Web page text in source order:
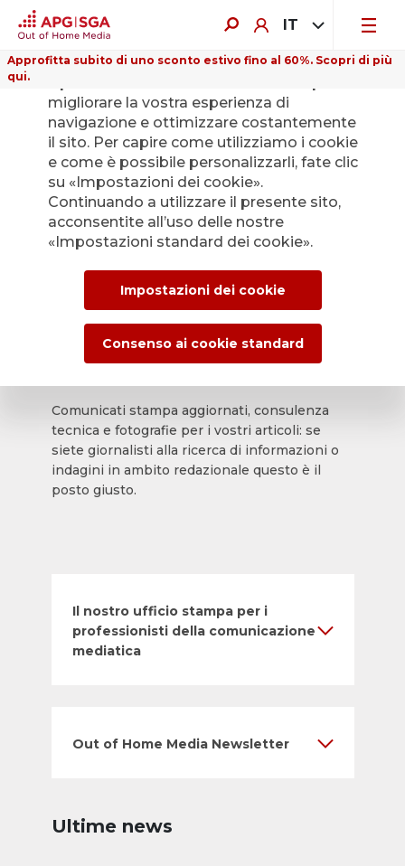
IT
Approfitta subito di uno sconto estivo fino al 60%. Scopri di più
qui.
Indietro
L’Ufficio stampa di
APG|SGA per le
news e i comunicati
stampa.
Comunicati stampa aggiornati, consulenza
tecnica e fotografie per i vostri articoli: se
siete giornalisti alla ricerca di informazioni o
indagini in ambito redazionale questo è il
posto giusto.
Il nostro ufficio stampa per i
professionisti della comunicazione
mediatica
Out of Home Media Newsletter
Ultime news
migliorare la vostra esperienza di
navigazione e ottimizzare costantemente
il sito. Per capire come utilizziamo i cookie
e come è possibile personalizzarli, fate clic
su «Impostazioni dei cookie».
Continuando a utilizzare il presente sito,
acconsentite all’uso delle nostre
«Impostazioni standard dei cookie».
Impostazioni dei cookie
Consenso ai cookie standard